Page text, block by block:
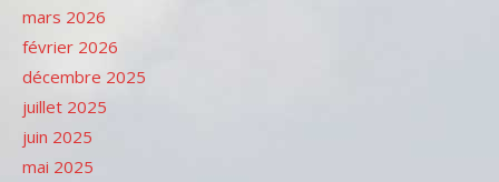
mars 2026
février 2026
décembre 2025
juillet 2025
juin 2025
mai 2025